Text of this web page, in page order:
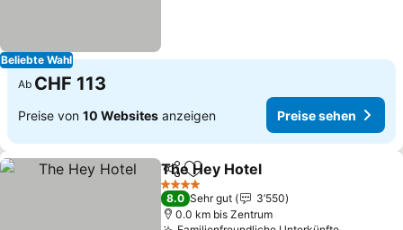
Beliebte Wahl
Ab CHF 113
Preise von 10 Websites anzeigen Preise sehen
TeilenZu Favoriten hinzufügen
The Hey Hotel
4 Sterne
8.0 Sehr gut
3’550
0.0 km bis Zentrum